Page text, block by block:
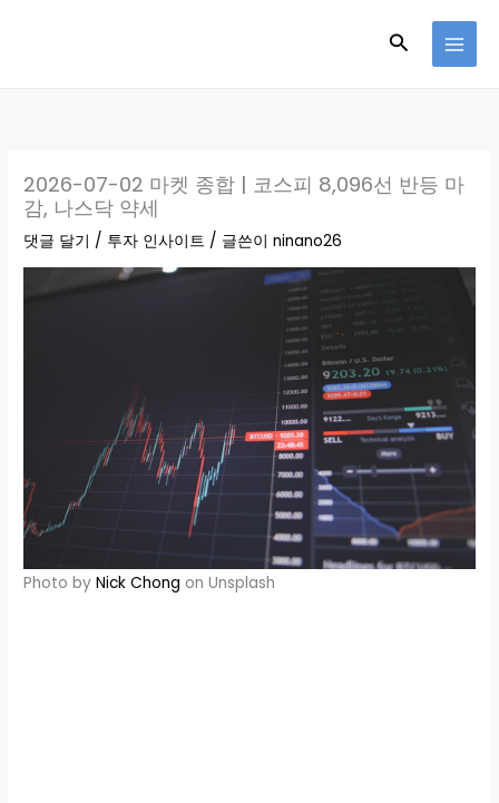
검
2026-07-02 마켓 종합 | 코스피 8,096선 반등 마
감, 나스닥 약세
댓글 달기 / 투자 인사이트 / 글쓴이ninano26
Photo byNick Chong on Unsplash